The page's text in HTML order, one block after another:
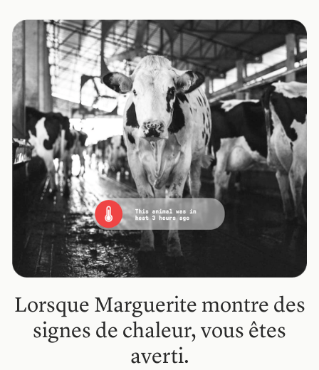
Lorsque Marguerite montre des
signes de chaleur, vous êtes
averti.